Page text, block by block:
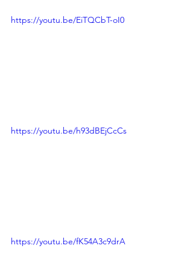
https://youtu.be/EiTQCbT-oI0
https://youtu.be/h93dBEjCcCs
https://youtu.be/fK54A3c9drA